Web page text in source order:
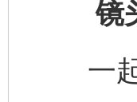
镜头
一起